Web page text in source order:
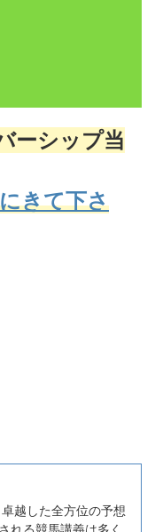
ーシップ当
きて下さ
越した全方位の予想
れる競馬講義は多く